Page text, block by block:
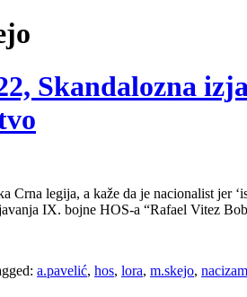
Skandalozna
Crna legija, a kaže da je nacionalist
IX. bojne HOS-a “Rafael Vitez
a.pavelić, hos, lora, m.skejo, nacizam